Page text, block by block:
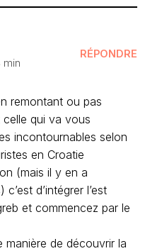
min
RÉPONDRE
remontant ou pas
celle qui va vous
incontournables selon
en Croatie
(mais il y en a
d’intégrer l’est
et commencez par le
manière de découvrir la